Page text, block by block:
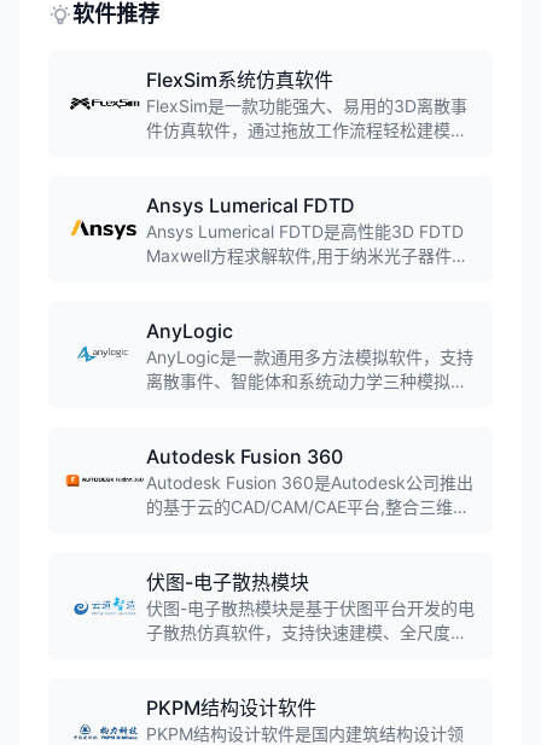
软件推荐
FlexSim系统仿真软件
FlexSim是一款功能强大、易用的3D离散事
件仿真软件，通过拖放工作流程轻松建模生
块可添加输送系统、自动导引车(AGV)、仓
储系统等。
Ansys Lumerical FDTD
Ansys Lumerical FDTD是高性能3D FDTD
Maxwell方程求解软件,用于纳米光子器件、
AnyLogic
AnyLogic是一款通用多方法模拟软件，支持
离散事件、智能体和系统动力学三种模拟方
Autodesk Fusion 360
Autodesk Fusion 360是Autodesk公司推出
的基于云的CAD/CAM/CAE平台,整合三维建
建模,实现桌面软件与云计算的结合,广泛应用
于产品设计、机械制造和工业设计领域。
伏图-电子散热模块
伏图-电子散热模块是基于伏图平台开发的电
子散热仿真软件，支持快速建模、全尺度热
工具的软件。
PKPM结构设计软件
PKPM结构设计软件是国内建筑结构设计领